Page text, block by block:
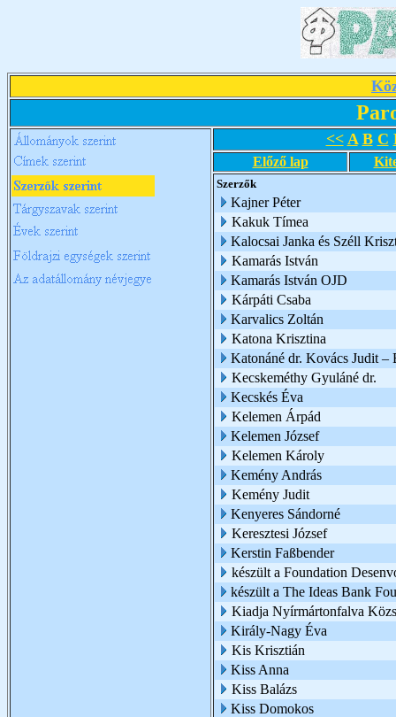
<< A B C
Előző lap
Szerzők
Kajner Péter
Kakuk Tímea
Kalocsai Janka és Széll
Kamarás István
Kamarás István OJD
Kárpáti Csaba
Karvalics Zoltán
Katona Krisztina
Katonáné dr. Kovács Judit –
Kecskeméthy Gyuláné dr.
Kecskés Éva
Kelemen Árpád
Kelemen József
Kelemen Károly
Kemény András
Kemény Judit
Kenyeres Sándorné
Keresztesi József
Kerstin Faßbender
készült a Foundation
készült a The Ideas Bank
Kiadja Nyírmártonfalva
Király-Nagy Éva
Kis Krisztián
Kiss Anna
Kiss Balázs
Kiss Domokos